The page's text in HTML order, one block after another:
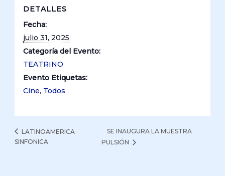
DETALLES
Fecha:
julio 31, 2025
Categoría del Evento:
TEATRINO
Evento Etiquetas:
Cine, Todos
LATINOAMERICA
SINFONICA
SE INAUGURA LA MUESTRA
PULSIÓN